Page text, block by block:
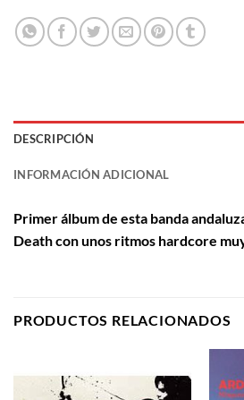
DESCRIPCIÓN
INFORMACIÓN ADICIONAL
Primer álbum de esta banda
Death con unos ritmos hardcore
PRODUCTOS RELACIONADOS